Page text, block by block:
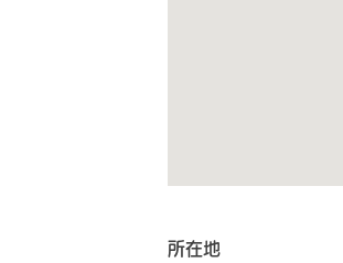
所在地